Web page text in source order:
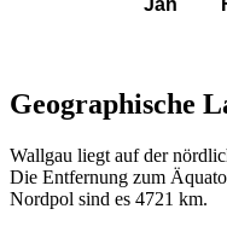
Geographische
Wallgau liegt auf der
Die Entfernung zum
Nordpol sind es 4721 km.